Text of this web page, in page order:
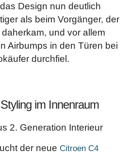
Design nun deutlich
als beim Vorgänger, der
und vor allem
Airbumps in den Türen bei
durchfiel.
im Innenraum
der neue Citroen C4